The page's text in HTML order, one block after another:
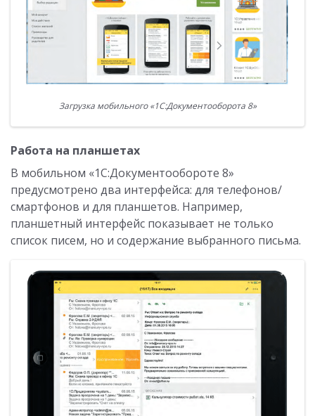
Загрузка мобильного «1С:Документооборота 8»
Работа на планшетах
В мобильном «1С:Документообороте 8»
предусмотрено два интерфейса: для телефонов/
смартфонов и для планшетов. Например,
планшетный интерфейс показывает не только
список писем, но и содержание выбранного письма.